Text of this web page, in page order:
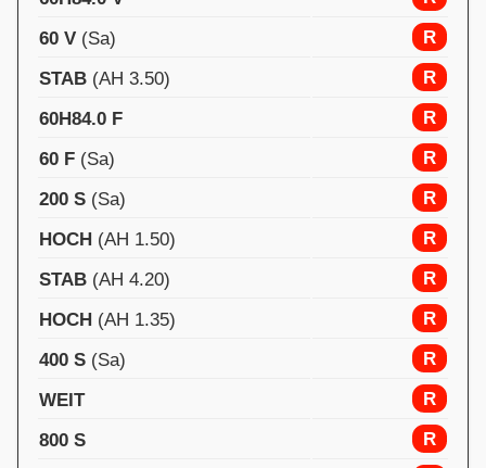
60 V (Sa)
R
STAB (AH 3.50)
R
60H84.0 F
R
60 F (Sa)
R
200 S (Sa)
R
HOCH (AH 1.50)
R
STAB (AH 4.20)
R
HOCH (AH 1.35)
R
400 S (Sa)
R
WEIT
R
800 S
R